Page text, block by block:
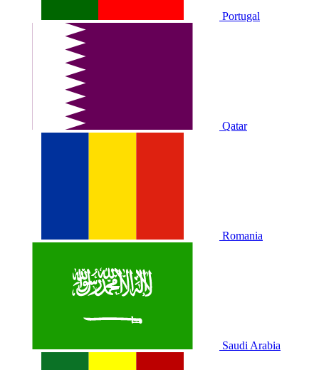
Portugal
Qatar
Romania
Saudi Arabia